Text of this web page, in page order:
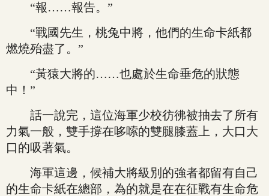
“報……報告。”
“戰國先生，桃兔中將，他們的生命卡紙都
燃燒殆盡了。”
“黃猿大將的……也處於生命垂危的狀態
中！”
話一說完，這位海軍少校彷彿被抽去了所有
力氣一般，雙手撐在哆嗦的雙腿膝蓋上，大口大
口的吸著氣。
海軍這邊，候補大將級別的強者都留有自己
的生命卡紙在總部，為的就是在在征戰有生命危